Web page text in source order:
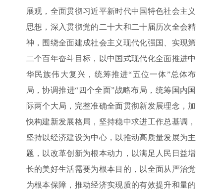
展观，全面贯彻习近平新时代中国特色社会主义
思想，深入贯彻党的二十大和二十届历次全会精
神，围绕全面建成社会主义现代化强国、实现第
二个百年奋斗目标，以中国式现代化全面推进中
华民族伟大复兴，统筹推进“五位一体”总体布
局，协调推进“四个全面”战略布局，统筹国内国
际两个大局，完整准确全面贯彻新发展理念，加
快构建新发展格局，坚持稳中求进工作总基调，
坚持以经济建设为中心，以推动高质量发展为主
题，以改革创新为根本动力，以满足人民日益增
长的美好生活需要为根本目的，以全面从严治党
为根本保障，推动经济实现质的有效提升和量的